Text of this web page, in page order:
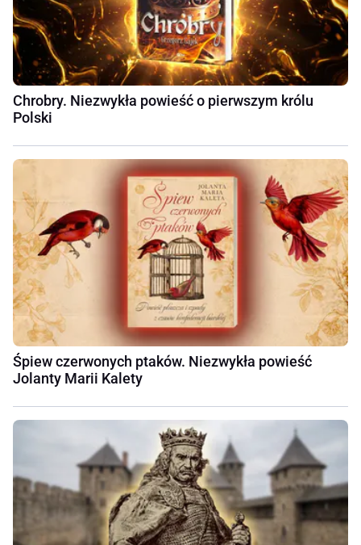
Chrobry. Niezwykła powieść o pierwszym królu
Polski
Śpiew czerwonych ptaków. Niezwykła powieść
Jolanty Marii Kalety